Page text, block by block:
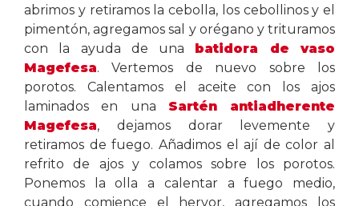
abrimos y retiramos la cebolla, los cebollinos y el
pimentón, agregamos sal y orégano y trituramos
con la ayuda de una batidora de vaso
Magefesa. Vertemos de nuevo sobre los
porotos. Calentamos el aceite con los ajos
laminados en una Sartén antiadherente
Magefesa, dejamos dorar levemente y
retiramos de fuego. Añadimos el ají de color al
refrito de ajos y colamos sobre los porotos.
Ponemos la olla a calentar a fuego medio,
cuando comience el hervor, agregamos los